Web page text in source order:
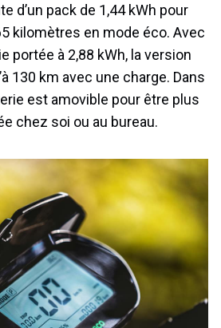
d’un pack de 1,44 kWh pour
kilomètres en mode éco. Avec
portée à 2,88 kWh, la version
130 km avec une charge. Dans
est amovible pour être plus
chez soi ou au bureau.